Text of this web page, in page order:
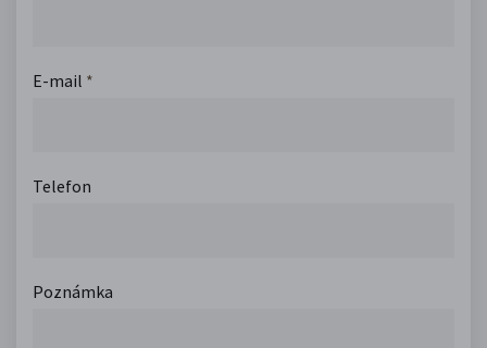
E-mail *
Telefon
Poznámka